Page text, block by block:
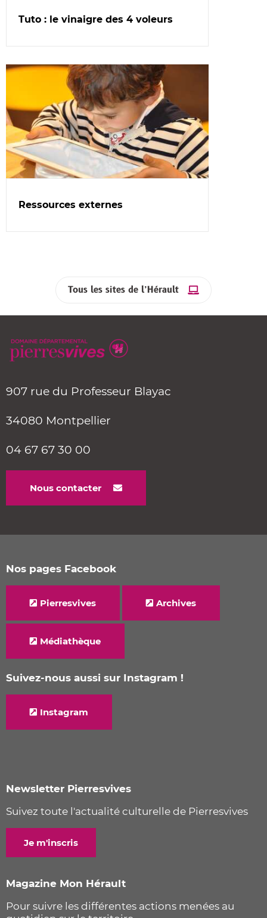
Tuto : le vinaigre des 4 voleurs
Ressources externes
Tous les sites de l’Hérault
907 rue du Professeur Blayac
34080 Montpellier
04 67 67 30 00
Nous contacter
Nos pages Facebook
Pierresvives Archives
Médiathèque
Suivez-nous aussi sur Instagram !
Instagram
Newsletter Pierresvives
Suivez toute l'actualité culturelle de Pierresvives
Je m'inscris
Magazine Mon Hérault
Pour suivre les différentes actions menées au